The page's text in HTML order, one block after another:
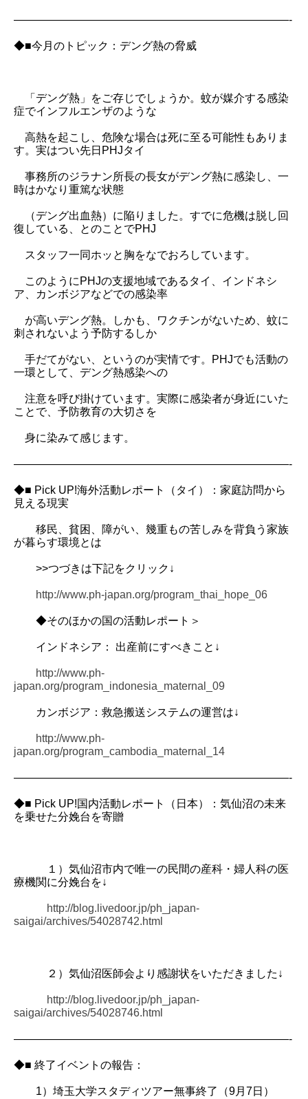
—————————————————————————-
◆■今月のトピック：デング熱の脅威
「デング熱」をご存じでしょうか。蚊が媒介する感染
症でインフルエンザのような
高熱を起こし、危険な場合は死に至る可能性もありま
す。実はつい先日PHJタイ
事務所のジラナン所長の長女がデング熱に感染し、一
時はかなり重篤な状態
（デング出血熱）に陥りました。すでに危機は脱し回
復している、とのことでPHJ
スタッフ一同ホッと胸をなでおろしています。
このようにPHJの支援地域であるタイ、インドネシ
ア、カンボジアなどでの感染率
が高いデング熱。しかも、ワクチンがないため、蚊に
刺されないよう予防するしか
手だてがない、というのが実情です。PHJでも活動の
一環として、デング熱感染への
注意を呼び掛けています。実際に感染者が身近にいた
ことで、予防教育の大切さを
身に染みて感じます。
—————————————————————————-
◆■ Pick UP!海外活動レポート（タイ）：家庭訪問から
見える現実
移民、貧困、障がい、幾重もの苦しみを背負う家族
が暮らす環境とは
>>つづきは下記をクリック↓
http://www.ph-japan.org/program_thai_hope_06
◆そのほかの国の活動レポート＞
インドネシア： 出産前にすべきこと↓
http://www.ph-
japan.org/program_indonesia_maternal_09
カンボジア：救急搬送システムの運営は↓
http://www.ph-
japan.org/program_cambodia_maternal_14
—————————————————————————-
◆■ Pick UP!国内活動レポート（日本）：気仙沼の未来
を乗せた分娩台を寄贈
１）気仙沼市内で唯一の民間の産科・婦人科の医
療機関に分娩台を↓
http://blog.livedoor.jp/ph_japan-
saigai/archives/54028742.html
２）気仙沼医師会より感謝状をいただきました↓
http://blog.livedoor.jp/ph_japan-
saigai/archives/54028746.html
—————————————————————————-
◆■ 終了イベントの報告：
1）埼玉大学スタディツアー無事終了（9月7日）